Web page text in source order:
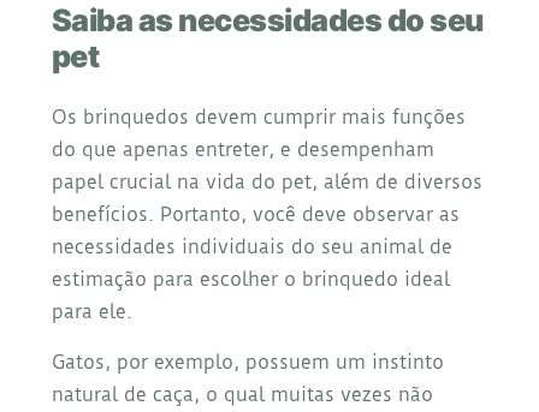
Saiba as necessidades do seu
pet
Os brinquedos devem cumprir mais funções
do que apenas entreter, e desempenham
papel crucial na vida do pet, além de diversos
benefícios. Portanto, você deve observar as
necessidades individuais do seu animal de
estimação para escolher o brinquedo ideal
para ele.
Gatos, por exemplo, possuem um instinto
natural de caça, o qual muitas vezes não